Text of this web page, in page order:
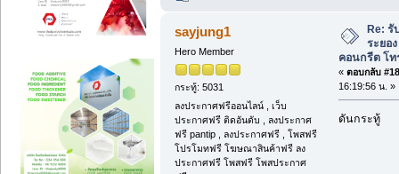
sayjung1
Hero Member
กระทู้: 5031
ลงประกาศฟรีออนไลน์ , เว็บ
ประกาศฟรี ติดอันดับ , ลงประกาศ
ฟรี pantip , ลงประกาศฟรี , โพสฟรี
โปรโมทฟรี โฆษณาสินค้าฟรี ลง
ประกาศฟรี โพสฟรี โพสประกาศ
Re:
ระยอ
คอนกรีต โท
« ตอบกลับ
16:19:56 น. »
ดันกระทู้